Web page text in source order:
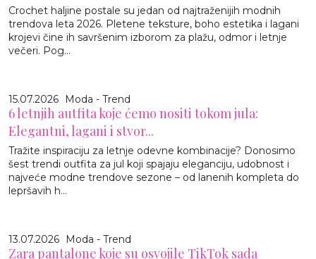
Crochet haljine postale su jedan od najtraženijih modnih
trendova leta 2026. Pletene teksture, boho estetika i lagani
krojevi čine ih savršenim izborom za plažu, odmor i letnje
večeri. Pog...
15.07.2026 Moda - Trend
6 letnjih autfita koje ćemo nositi tokom jula:
Elegantni, lagani i stvor...
Tražite inspiraciju za letnje odevne kombinacije? Donosimo
šest trendi outfita za jul koji spajaju eleganciju, udobnost i
najveće modne trendove sezone – od lanenih kompleta do
lepršavih h...
13.07.2026 Moda - Trend
Zara pantalone koje su osvojile TikTok sada